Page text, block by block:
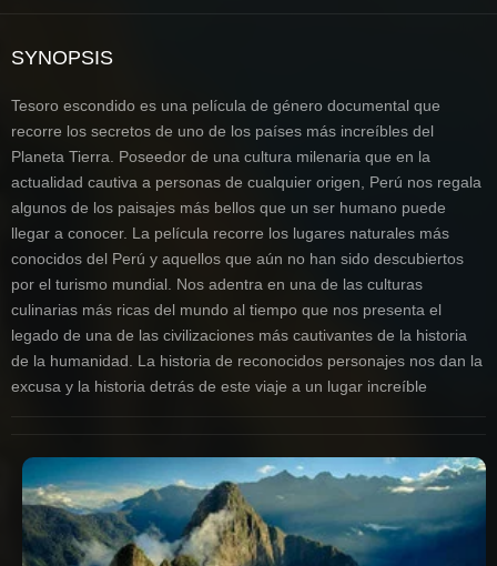
SYNOPSIS
Tesoro escondido es una película de género documental que
recorre los secretos de uno de los países más increíbles del
Planeta Tierra. Poseedor de una cultura milenaria que en la
actualidad cautiva a personas de cualquier origen, Perú nos regala
algunos de los paisajes más bellos que un ser humano puede
llegar a conocer. La película recorre los lugares naturales más
conocidos del Perú y aquellos que aún no han sido descubiertos
por el turismo mundial. Nos adentra en una de las culturas
culinarias más ricas del mundo al tiempo que nos presenta el
legado de una de las civilizaciones más cautivantes de la historia
de la humanidad. La historia de reconocidos personajes nos dan la
excusa y la historia detrás de este viaje a un lugar increíble